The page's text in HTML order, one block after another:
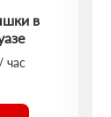
в
час